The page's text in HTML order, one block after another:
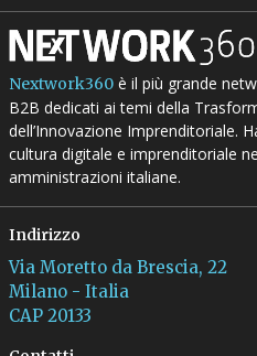
Nextwork360è il più grande
B2B dedicati ai temi della
dell’Innovazione Imprenditoriale.
cultura digitale e imprenditoriale
amministrazioni italiane.
Indirizzo
Via Moretto da Brescia, 22
Milano - Italia
CAP 20133